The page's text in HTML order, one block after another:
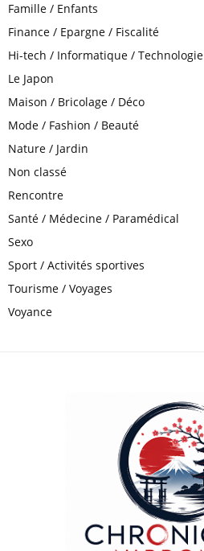
Famille / Enfants
Finance / Epargne / Fiscalité
Hi-tech / Informatique / Technologie
Le Japon
Maison / Bricolage / Déco
Mode / Fashion / Beauté
Nature / Jardin
Non classé
Rencontre
Santé / Médecine / Paramédical
Sexo
Sport / Activités sportives
Tourisme / Voyages
Voyance